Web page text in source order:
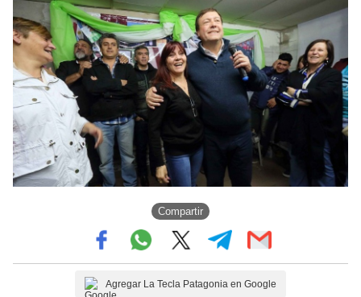
Compartir
Agregar La Tecla Patagonia en Google